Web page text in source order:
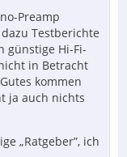
Preamp
Testberichte
günstige Hi-Fi-
in Betracht
kommen
ja auch nichts
„Ratgeber”, ich